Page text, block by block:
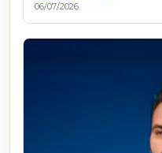
06/07/2026